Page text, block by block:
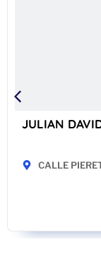
JULIAN
CALLE